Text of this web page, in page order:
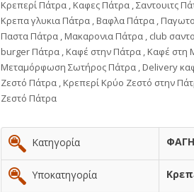
Κρεπερί Πάτρα , Καφες Πάτρα , Σαντουιτς
Κρεπα γλυκια Πάτρα , Βαφλα Πάτρα ,
Παστα Πάτρα , Μακαρονια Πάτρα , club
burger Πάτρα , Καφέ στην Πάτρα , Καφέ
Μεταμόρφωση Σωτήρος Πάτρα , Delivery
Ζεστό Πάτρα , Κρεπερί Κρύο Ζεστό στην
Ζεστό Πάτρα
Κατηγορία
Υποκατηγορία